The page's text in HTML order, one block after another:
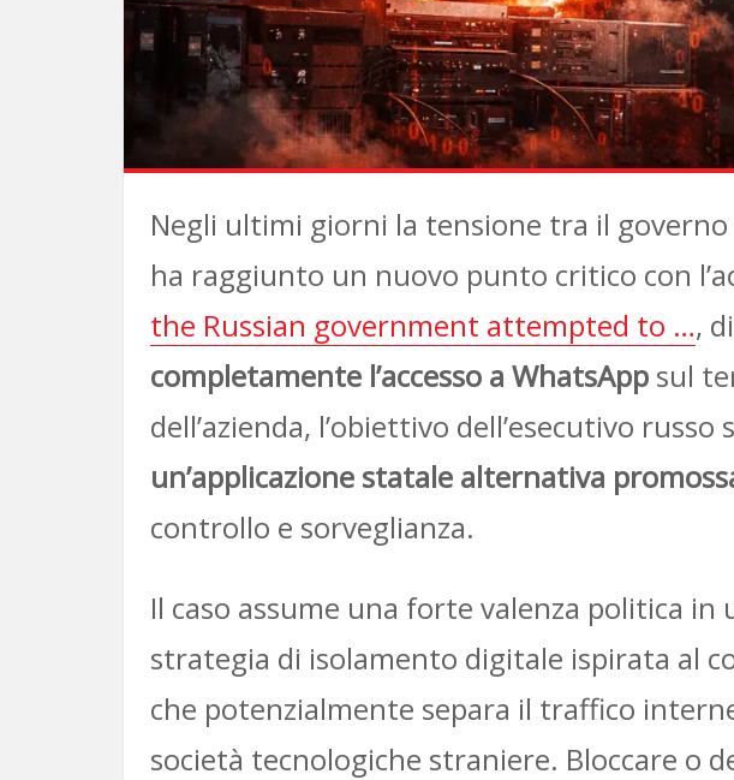
Negli ultimi giorni la tensione tra il
ha raggiunto un nuovo punto critico con
the Russian government attempted to …,
completamente l’accesso a WhatsApp sul
dell’azienda, l’obiettivo dell’esecutivo
un’applicazione statale alternativa
controllo e sorveglianza.
Il caso assume una forte valenza politica
strategia di isolamento digitale ispirata al
che potenzialmente separa il traffico
società tecnologiche straniere. Bloccare o